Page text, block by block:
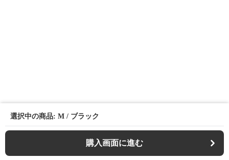
選択中の商品: M / ブラック
購入画面に進む